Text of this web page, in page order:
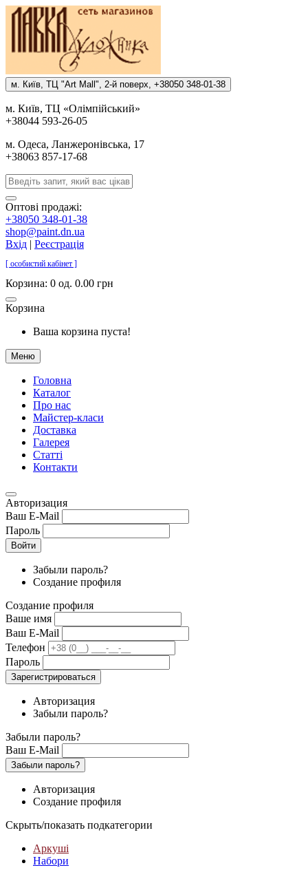
м. Киïв, ТЦ "Art Mall", 2-й поверх, +38050 348-01-38
м. Киïв, ТЦ «Олiмпiйський»
+38044 593-26-05
м. Одеса, Ланжеронiвська, 17
+38063 857-17-68
Оптові продажі:
+38050 348-01-38
shop@paint.dn.ua
Вхід | Реєстрація
[ особистий кабінет ]
Корзина: 0 од. 0.00 грн
Корзина
Ваша корзина пуста!
Меню
Головна
Каталог
Про нас
Майстер-класи
Доставка
Галерея
Статтi
Контакти
Авторизация
Ваш E-Mail
Пароль
Войти
Забыли пароль?
Создание профиля
Создание профиля
Ваше имя
Ваш E-Mail
Телефон
Пароль
Зарегистрироваться
Авторизация
Забыли пароль?
Забыли пароль?
Ваш E-Mail
Забыли пароль?
Авторизация
Создание профиля
Скрыть/показать подкатегории
Аркуші
Набори